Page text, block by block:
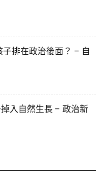
排在政治後面？ – 自
入自然生長 – 政治新